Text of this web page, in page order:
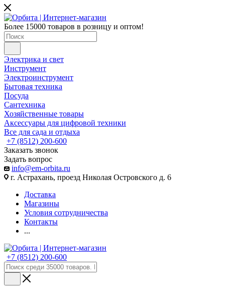
Более 15000 товаров в розницу и оптом!
Электрика и свет
Инструмент
Электроинструмент
Бытовая техника
Посуда
Сантехника
Хозяйственные товары
Аксессуары для цифровой техники
Все для сада и отдыха
+7 (8512) 200-600
Заказать звонок
Задать вопрос
info@em-orbita.ru
г. Астрахань, проезд Николая Островского д. 6
Доставка
Магазины
Условия сотрудничества
Контакты
...
+7 (8512) 200-600